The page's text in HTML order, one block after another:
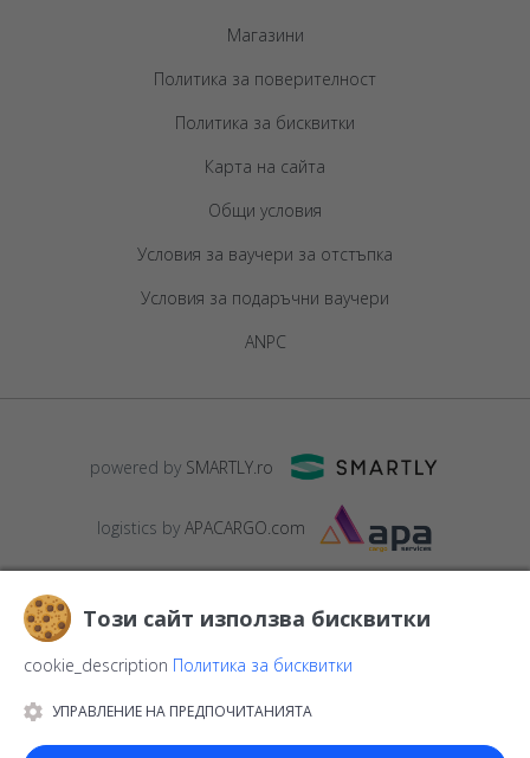
Магазини
Политика за поверителност
Политика за бисквитки
Карта на сайта
Общи условия
Условия за ваучери за отстъпка
Условия за подаръчни ваучери
ANPC
powered by SMARTLY.ro
logistics by APACARGO.com
© 2016-2026
12, parter,Sector 1, cod postal012178,email:
Този сайт използва бисквитки
cookie_description Политика за бисквитки
УПРАВЛЕНИЕ НА ПРЕДПОЧИТАНИЯТА